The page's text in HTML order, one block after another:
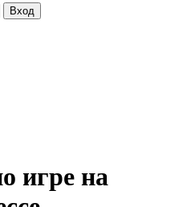
Вход
игре на